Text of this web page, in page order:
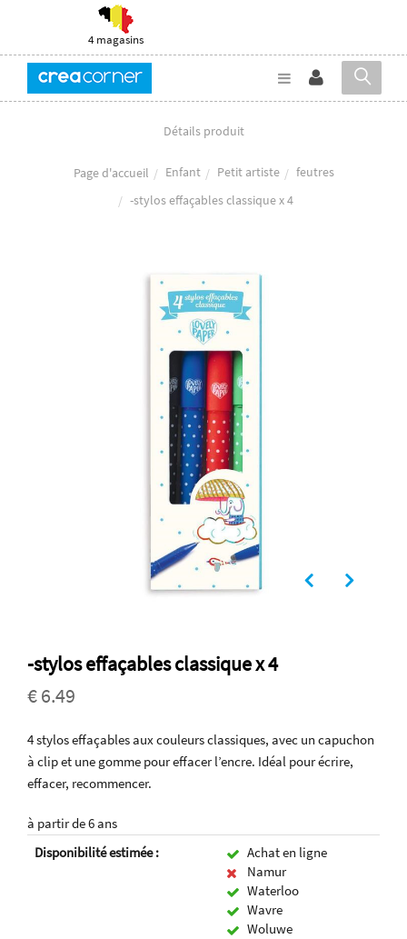
4 magasins
Détails produit
Page d'accueil Enfant Petit artiste
feutres
-stylos effaçables classique x 4
-stylos effaçables classique x 4
€ 6.49
4 stylos effaçables aux couleurs classiques, avec un capuchon
à clip et une gomme pour effacer l’encre. Idéal pour écrire,
effacer, recommencer.
à partir de 6 ans
Disponibilité estimée :
Achat en ligne
Namur
Waterloo
Wavre
Woluwe